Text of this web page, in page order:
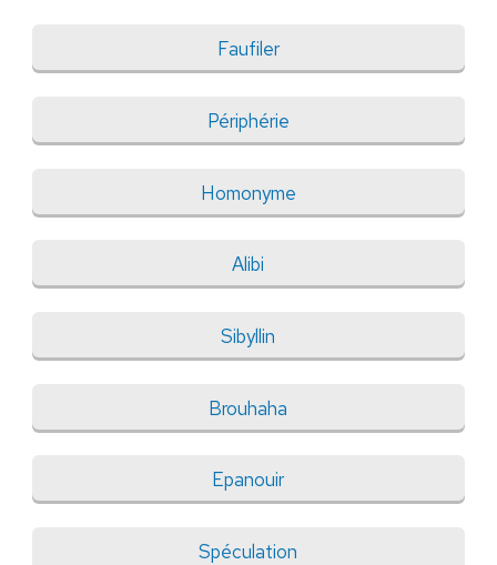
Faufiler
Périphérie
Homonyme
Alibi
Sibyllin
Brouhaha
Epanouir
Spéculation